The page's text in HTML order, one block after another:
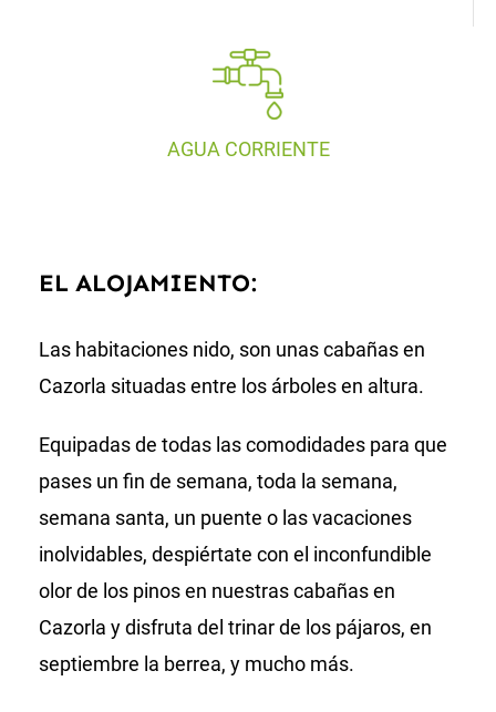
AGUA CORRIENTE
EL ALOJAMIENTO:
Las habitaciones nido, son unas cabañas en
Cazorla situadas entre los árboles en altura.
Equipadas de todas las comodidades para que
pases un fin de semana, toda la semana,
semana santa, un puente o las vacaciones
inolvidables, despiértate con el inconfundible
olor de los pinos en nuestras cabañas en
Cazorla y disfruta del trinar de los pájaros, en
septiembre la berrea, y mucho más.